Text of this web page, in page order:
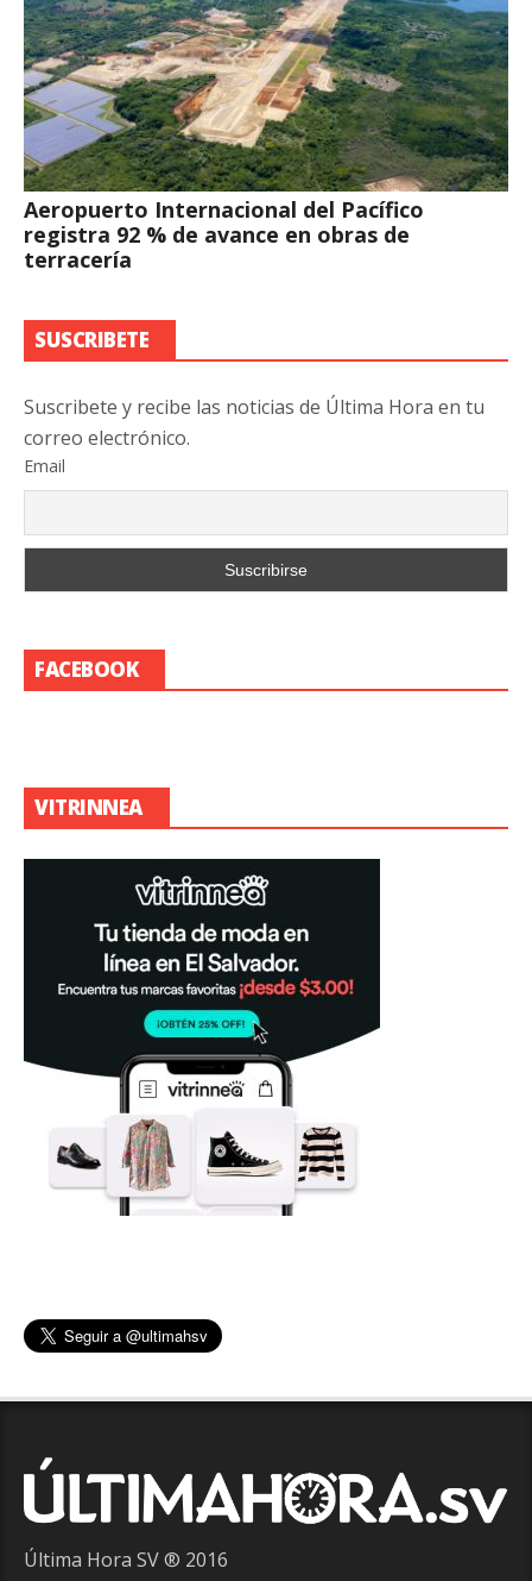
Aeropuerto Internacional del Pacífico
registra 92 % de avance en obras de
terracería
SUSCRIBETE
Suscribete y recibe las noticias de Última Hora en tu
correo electrónico.
Email
FACEBOOK
VITRINNEA
Última Hora SV ® 2016